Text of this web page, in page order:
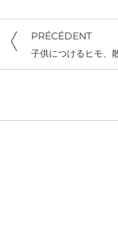
PRÉCÉDENT
子供につけるヒモ、